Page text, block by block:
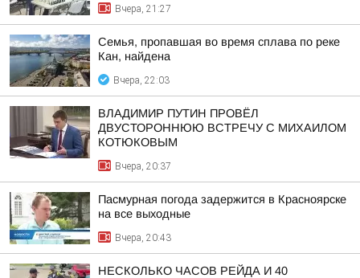
Вчера, 21:27
Семья, пропавшая во время сплава по реке
Кан, найдена
Вчера, 22:03
ВЛАДИМИР ПУТИН ПРОВЁЛ
ДВУСТОРОННЮЮ ВСТРЕЧУ С МИХАИЛОМ
КОТЮКОВЫМ
Вчера, 20:37
Пасмурная погода задержится в Красноярске
на все выходные
Вчера, 20:43
НЕСКОЛЬКО ЧАСОВ РЕЙДА И 40